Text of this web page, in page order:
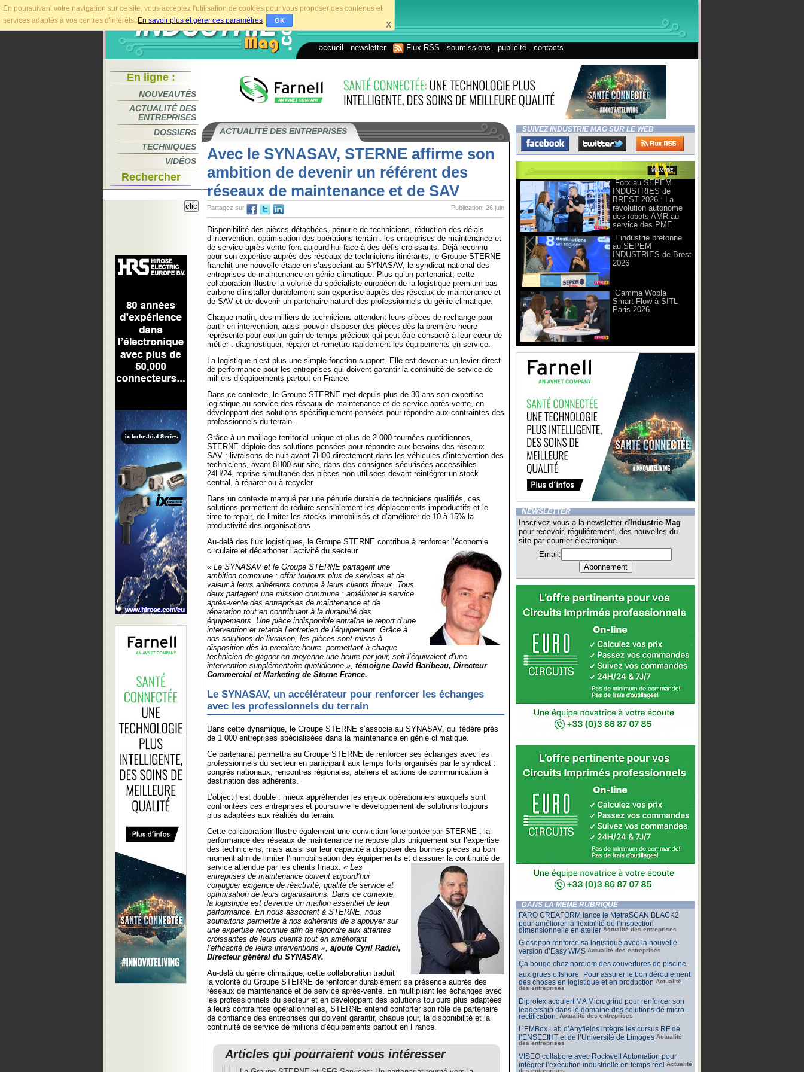
En poursuivant votre navigation sur ce site, vous acceptez l'utilisation de cookies pour vous proposer des contenus et
services adaptés à vos centres d'intérêts. En savoir plus et gérer ces paramètres. OK X
accueil newsletter. Flux RSS soumissions publicité contacts
En ligne :
NOUVEAUTÉS
ACTUALITÉ DES
ENTREPRISES
DOSSIERS
TECHNIQUES
VIDÉOS
Rechercher
ACTUALITÉ DES ENTREPRISES
Avec le SYNASAV, STERNE affirme son
ambition de devenir un référent des
réseaux de maintenance et de SAV
Publication: 26 juin
Partagez sur
Disponibilité des pièces détachées, pénurie de techniciens, réduction des délais
d’intervention, optimisation des opérations terrain : les entreprises de maintenance et
de service après-vente font aujourd’hui face à des défis croissants. Déjà reconnu
pour son expertise auprès des réseaux de techniciens itinérants, le Groupe STERNE
franchit une nouvelle étape en s’associant au SYNASAV, le syndicat national des
entreprises de maintenance en génie climatique. Plus qu’un partenariat, cette
collaboration illustre la volonté du spécialiste européen de la logistique premium bas
carbone d’installer durablement son expertise auprès des réseaux de maintenance et
de SAV et de devenir un partenaire naturel des professionnels du génie climatique.
Chaque matin, des milliers de techniciens attendent leurs pièces de rechange pour
partir en intervention, aussi pouvoir disposer des pièces dès la première heure
représente pour eux un gain de temps précieux qui peut être consacré à leur cœur de
métier : diagnostiquer, réparer et remettre rapidement les équipements en service.
La logistique n’est plus une simple fonction support. Elle est devenue un levier direct
de performance pour les entreprises qui doivent garantir la continuité de service de
milliers d’équipements partout en France.
Dans ce contexte, le Groupe STERNE met depuis plus de 30 ans son expertise
logistique au service des réseaux de maintenance et de service après-vente, en
développant des solutions spécifiquement pensées pour répondre aux contraintes des
professionnels du terrain.
Grâce à un maillage territorial unique et plus de 2 000 tournées quotidiennes,
STERNE déploie des solutions pensées pour répondre aux besoins des réseaux
SAV : livraisons de nuit avant 7H00 directement dans les véhicules d’intervention des
techniciens, avant 8H00 sur site, dans des consignes sécurisées accessibles
24H/24, reprise simultanée des pièces non utilisées devant réintégrer un stock
central, à réparer ou à recycler.
Dans un contexte marqué par une pénurie durable de techniciens qualifiés, ces
solutions permettent de réduire sensiblement les déplacements improductifs et le
time-to-repair, de limiter les stocks immobilisés et d’améliorer de 10 à 15% la
productivité des organisations.
Au-delà des flux logistiques, le Groupe STERNE contribue à renforcer l’économie
circulaire et décarboner l’activité du secteur.
« Le SYNASAV et le Groupe STERNE partagent une
ambition commune : offrir toujours plus de services et de
valeur à leurs adhérents comme à leurs clients finaux. Tous
deux partagent une mission commune : améliorer le service
après-vente des entreprises de maintenance et de
réparation tout en contribuant à la durabilité des
équipements. Une pièce indisponible entraîne le report d’une
intervention et retarde l’entretien de l’équipement. Grâce à
nos solutions de livraison, les pièces sont mises à
disposition dès la première heure, permettant à chaque
technicien de gagner en moyenne une heure par jour, soit l’équivalent d’une
intervention supplémentaire quotidienne », témoigne David Baribeau, Directeur
Commercial et Marketing de Sterne France.
Le SYNASAV, un accélérateur pour renforcer les échanges
avec les professionnels du terrain
Dans cette dynamique, le Groupe STERNE s’associe au SYNASAV, qui fédère près
de 1 000 entreprises spécialisées dans la maintenance en génie climatique.
Ce partenariat permettra au Groupe STERNE de renforcer ses échanges avec les
professionnels du secteur en participant aux temps forts organisés par le syndicat :
congrès nationaux, rencontres régionales, ateliers et actions de communication à
destination des adhérents.
L’objectif est double : mieux appréhender les enjeux opérationnels auxquels sont
confrontées ces entreprises et poursuivre le développement de solutions toujours
plus adaptées aux réalités du terrain.
Cette collaboration illustre également une conviction forte portée par STERNE : la
performance des réseaux de maintenance ne repose plus uniquement sur l’expertise
des techniciens, mais aussi sur leur capacité à disposer des bonnes pièces au bon
moment afin de limiter l’immobilisation des équipements et d’assurer la continuité de
service attendue par les clients finaux. « Les
entreprises de maintenance doivent aujourd’hui
conjuguer exigence de réactivité, qualité de service et
optimisation de leurs organisations. Dans ce contexte,
la logistique est devenue un maillon essentiel de leur
performance. En nous associant à STERNE, nous
souhaitons permettre à nos adhérents de s’appuyer sur
une expertise reconnue afin de répondre aux attentes
croissantes de leurs clients tout en améliorant
l’efficacité de leurs interventions », ajoute Cyril Radici,
Directeur général du SYNASAV.
Au-delà du génie climatique, cette collaboration traduit
la volonté du Groupe STERNE de renforcer durablement sa présence auprès des
réseaux de maintenance et de service après-vente. En multipliant les échanges avec
les professionnels du secteur et en développant des solutions toujours plus adaptées
à leurs contraintes opérationnelles, STERNE entend conforter son rôle de partenaire
de confiance des entreprises qui doivent garantir, chaque jour, la disponibilité et la
continuité de service de millions d’équipements partout en France.
Articles qui pourraient vous intéresser
SUIVEZ INDUSTRIE MAG SUR LE WEB
Forx au SEPEM
INDUSTRIES de
BREST 2026 : La
révolution autonome
des robots AMR au
service des PME
L'industrie bretonne
au SEPEM
INDUSTRIES de Brest
2026
Gamma Wopla
Smart-Flow à SITL
Paris 2026
NEWSLETTER
Inscrivez-vous a la newsletter d' Industrie Mag
pour recevoir, régulièrement, des nouvelles du
site par courrier électronique.
Email:
DANS LA MÊME RUBRIQUE
FARO CREAFORM lance le MetraSCAN BLACK2
pour améliorer la flexibilité de l’inspection
dimensionnelle en atelier Actualité des entreprises
Gioseppo renforce sa logistique avec la nouvelle
version d’Easy WMS Actualité des entreprises
Ça bouge chez norelem des couvertures de piscine
aux grues offshore Pour assurer le bon déroulement
des choses en logistique et en production Actualité
des entreprises
Diprotex acquiert MA Microgrind pour renforcer son
leadership dans le domaine des solutions de micro-
rectification.
Actualité des entreprises
L’EMBox Lab d’Anyfields intègre les cursus RF de
l’ENSEEIHT et de l’Université de Limoges Actualité
des entreprises
VISEO collabore avec Rockwell Automation pour
intégrer l’exécution industrielle en temps réel Actualité
des entreprises